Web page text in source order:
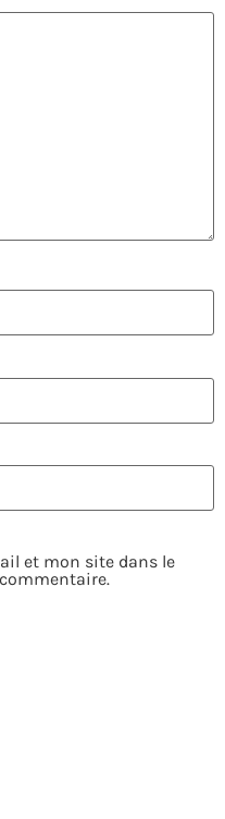
et mon site dans le